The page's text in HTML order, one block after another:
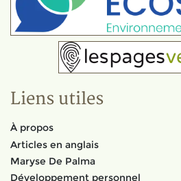
Liens utiles
À propos
Articles en anglais
Maryse De Palma
Développement personnel